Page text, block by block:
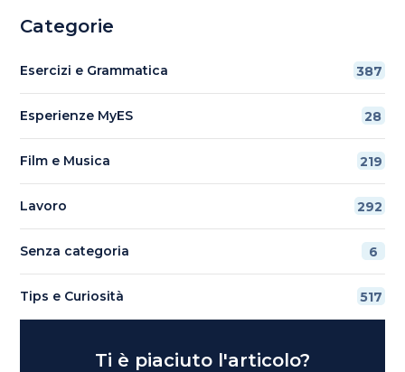
Categorie
Esercizi e Grammatica 387
Esperienze MyES 28
Film e Musica 219
Lavoro 292
Senza categoria 6
Tips e Curiosità 517
Ti è piaciuto l'articolo?